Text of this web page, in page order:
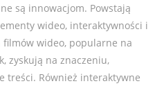
są innowacjom. Powstają
wideo, interaktywności i
wideo, popularne na
zyskują na znaczeniu,
treści. Również interaktywne